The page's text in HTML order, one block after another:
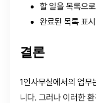
할 일을 목록으로
완료된 목록 표시
결론
1인사무실에서의 업무
니다. 그러나 이러한